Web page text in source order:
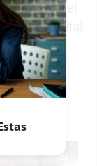
del
capital,